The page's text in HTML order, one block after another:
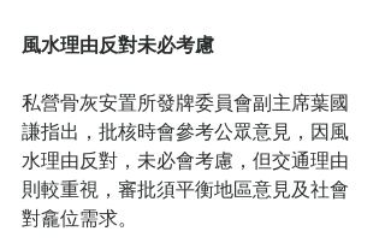
風水理由反對未必考慮
私營骨灰安置所發牌委員會副主席葉國
謙指出，批核時會參考公眾意見，因風
水理由反對，未必會考慮，但交通理由
則較重視，審批須平衡地區意見及社會
對龕位需求。